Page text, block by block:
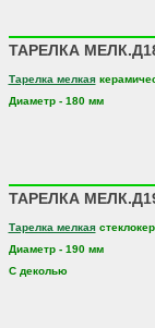
ТАРЕЛКА
Тарелка мелкая
Диаметр - 180 мм
ТАРЕЛКА
Тарелка мелкая
Диаметр - 190 мм
С деколью